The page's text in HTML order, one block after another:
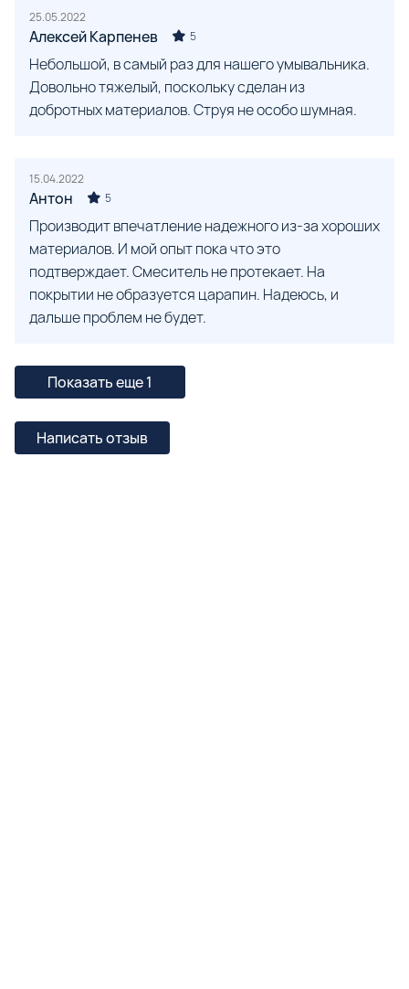
25.05.2022
Алексей Карпенев 5
Небольшой, в самый раз для нашего умывальника.
Довольно тяжелый, поскольку сделан из
добротных материалов. Струя не особо шумная.
15.04.2022
Антон 5
Производит впечатление надежного из-за хороших
материалов. И мой опыт пока что это
подтверждает. Смеситель не протекает. На
покрытии не образуется царапин. Надеюсь, и
дальше проблем не будет.
Показать еще 1
Написать отзыв